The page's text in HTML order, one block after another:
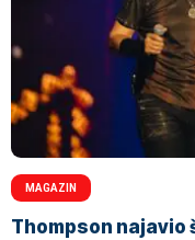
MAGAZIN
Thompson najavio